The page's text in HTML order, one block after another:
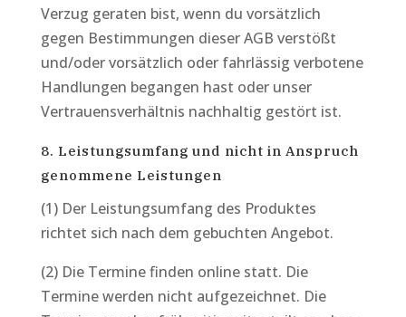
Verzug geraten bist, wenn du vorsätzlich
gegen Bestimmungen dieser AGB verstößt
und/oder vorsätzlich oder fahrlässig verbotene
Handlungen begangen hast oder unser
Vertrauensverhältnis nachhaltig gestört ist.
8. Leistungsumfang und nicht in Anspruch
genommene Leistungen
(1) Der Leistungsumfang des Produktes
richtet sich nach dem gebuchten Angebot.
(2) Die Termine finden online statt. Die
Termine werden nicht aufgezeichnet. Die